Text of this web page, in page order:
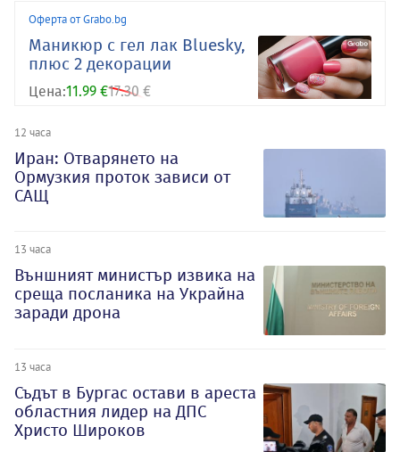
Оферта от Grabo.bg
Маникюр с гел лак Bluesky,
плюс 2 декорации
Цена:11.99 €17.30 €
12 часа
Иран: Отварянето на
Ормузкия проток зависи от
САЩ
13 часа
Външният министър извика на
среща посланика на Украйна
заради дрона
13 часа
Съдът в Бургас остави в ареста
областния лидер на ДПС
Христо Широков